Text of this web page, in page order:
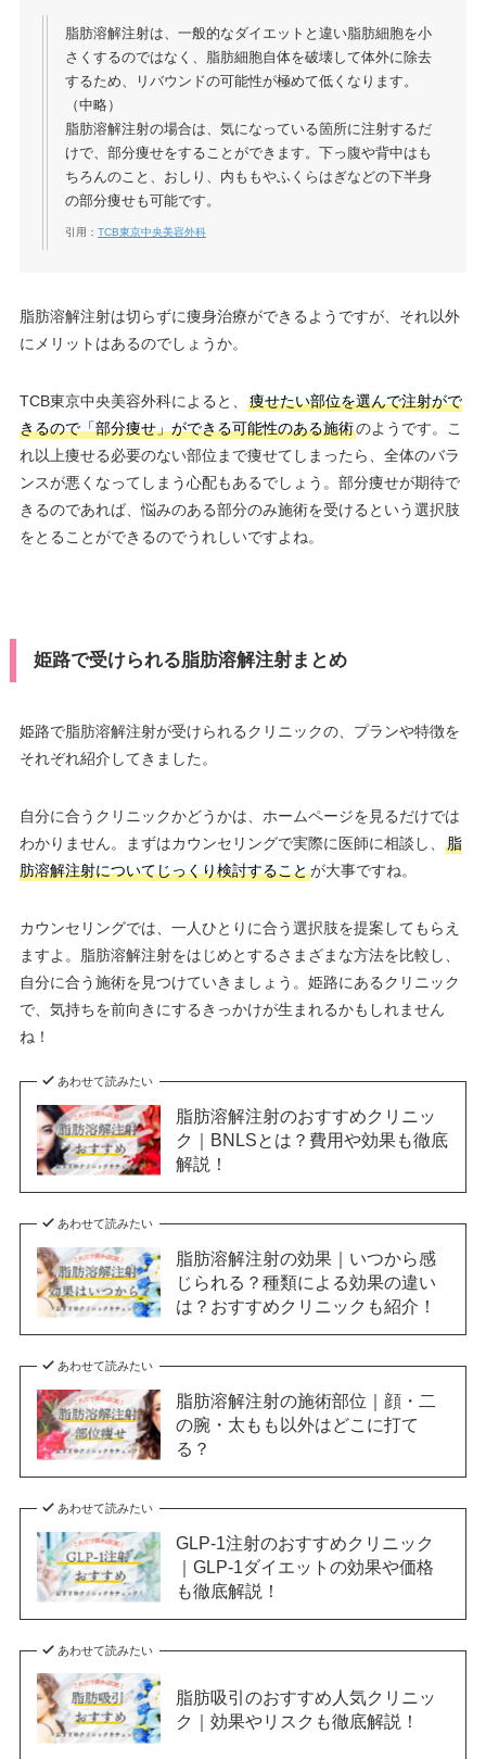
脂肪溶解注射は、一般的なダイエットと違い脂肪細胞を小
さくするのではなく、脂肪細胞自体を破壊して体外に除去
するため、リバウンドの可能性が極めて低くなります。
（中略）
脂肪溶解注射の場合は、気になっている箇所に注射するだ
けで、部分痩せをすることができます。下っ腹や背中はも
ちろんのこと、おしり、内ももやふくらはぎなどの下半身
の部分痩せも可能です。
引用： TCB東京中央美容外科
脂肪溶解注射は切らずに痩身治療ができるようですが、それ以外
にメリットはあるのでしょうか。
TCB東京中央美容外科によると、
痩せたい部位を選んで注射がで
きるので「部分痩せ」ができる可能性のある施術のようです。こ
れ以上痩せる必要のない部位まで痩せてしまったら、全体のバラ
ンスが悪くなってしまう心配もあるでしょう。部分痩せが期待で
きるのであれば、悩みのある部分のみ施術を受けるという選択肢
をとることができるのでうれしいですよね。
姫路で受けられる脂肪溶解注射まとめ
姫路で脂肪溶解注射が受けられるクリニックの、プランや特徴を
それぞれ紹介してきました。
自分に合うクリニックかどうかは、ホームページを見るだけでは
わかりません。まずはカウンセリングで実際に医師に相談し、
脂
肪溶解注射についてじっくり検討することが大事ですね。
カウンセリングでは、一人ひとりに合う選択肢を提案してもらえ
ますよ。脂肪溶解注射をはじめとするさまざまな方法を比較し、
自分に合う施術を見つけていきましょう。姫路にあるクリニック
で、気持ちを前向きにするきっかけが生まれるかもしれません
ね！
あわせて読みたい
脂肪溶解注射のおすすめクリニッ
ク｜BNLSとは？費用や効果も徹底
解説！
あわせて読みたい
脂肪溶解注射の効果｜いつから感
じられる？種類による効果の違い
は？おすすめクリニックも紹介！
あわせて読みたい
脂肪溶解注射の施術部位｜顔・二
の腕・太もも以外はどこに打て
る？
あわせて読みたい
GLP-1注射のおすすめクリニック
｜GLP-1ダイエットの効果や価格
も徹底解説！
あわせて読みたい
脂肪吸引のおすすめ人気クリニッ
ク｜効果やリスクも徹底解説！